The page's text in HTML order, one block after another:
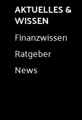
AKTUELLES &
WISSEN
Finanzwissen
Ratgeber
News